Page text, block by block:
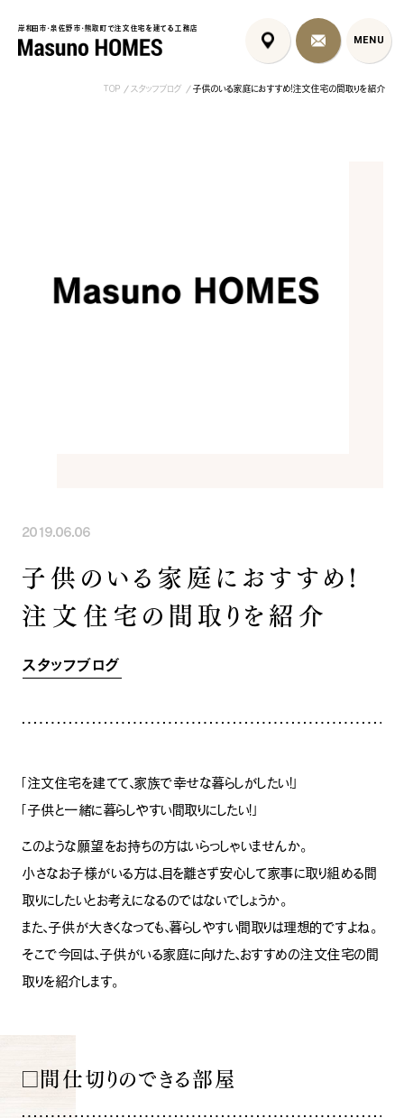
岸和田市・泉佐野市・熊取町で注文住宅を建てる工務店
MENU
MENU
岸和田市・泉佐野市・熊取町で注文住宅を建てる工務店
コンセプト
はじめに
お知らせ
お問い合わせ
0120-930-493
[営業時間] 9:00-18:00 [定休日] 水曜日・祝日
家づくり相談会
TOP スタッフブログ 子供のいる家庭におすすめ！注文住宅の間取りを紹介
2019.06.06
子供のいる家庭におすすめ！
注文住宅の間取りを紹介
スタッフブログ
「注文住宅を建てて、家族で幸せな暮らしがしたい！」
「子供と一緒に暮らしやすい間取りにしたい！」
このような願望をお持ちの方はいらっしゃいませんか。
小さなお子様がいる方は、目を離さず安心して家事に取り組める間
取りにしたいとお考えになるのではないでしょうか。
また、子供が大きくなっても、暮らしやすい間取りは理想的ですよね。
そこで今回は、子供がいる家庭に向けた、おすすめの注文住宅の間
取りを紹介します。
□間仕切りのできる部屋